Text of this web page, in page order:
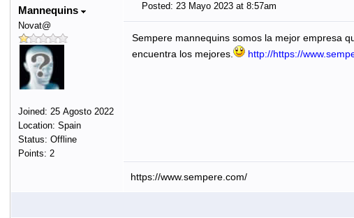
Mannequins
Novat@
Joined: 25 Agosto 2022
Location: Spain
Status: Offline
Points: 2
Posted: 23 Mayo 2023 at 8:57am
Sempere mannequins somos la mejor empresa
encuentra los mejores.
http://https://
https://www.sempere.com/